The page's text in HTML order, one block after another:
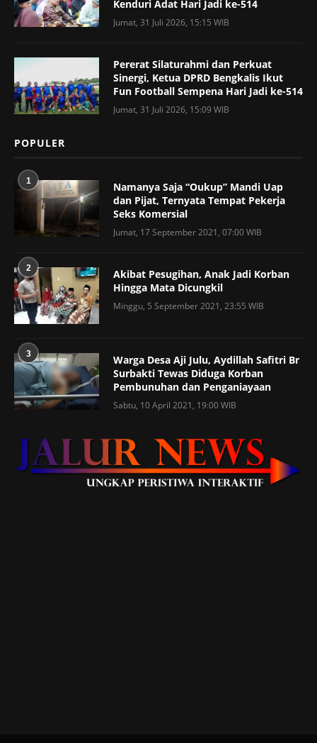
Kenduri Adat Hari Jadi ke-514
Jumat, 31 Juli 2026, 15:15 WIB
Pererat Silaturahmi dan Perkuat
Sinergi, Ketua DPRD Bengkalis Ikut
Fun Football Sempena Hari Jadi ke-514
Jumat, 31 Juli 2026, 15:09 WIB
POPULER
1
Namanya Saja “Oukup” Mandi Uap
dan Pijat, Ternyata Tempat Pekerja
Seks Komersial
Jumat, 17 September 2021, 07:00 WIB
2
Akibat Pesugihan, Anak Jadi Korban
Hingga Mata Dicungkil
Minggu, 5 September 2021, 23:55 WIB
3
Warga Desa Aji Julu, Aydillah Safitri Br
Surbakti Tewas Diduga Korban
Pembunuhan dan Penganiayaan
Sabtu, 10 April 2021, 19:00 WIB